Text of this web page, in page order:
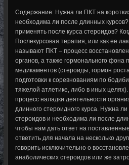
Содержание: Нужна ли ПКТ на
необходима ли после длинных
применять после курса стероидов?
Послекурсовая терапия, или как ее
называют ПКТ – процесс
органов, а также гормонального фона
медикаментов (стероиды, гормон
подготовки к соревнованиям по
тяжелой атлетике, либо в иных
процесс наладки деятельности
длинного стероидного курса. Нужна
стероидов и необходима ли после
чтобы нам дать ответ на
ответить для начала на несколько
говорить исключительно о
анаболических стероидов или же